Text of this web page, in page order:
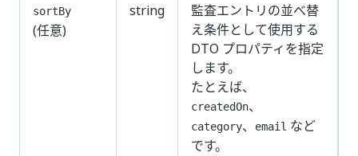
sortBy
(任意)
string
監査エントリの並べ替
え条件として使用する
DTO プロパティを指定
します。
たとえば、
createdOn、
category、 email など
です。